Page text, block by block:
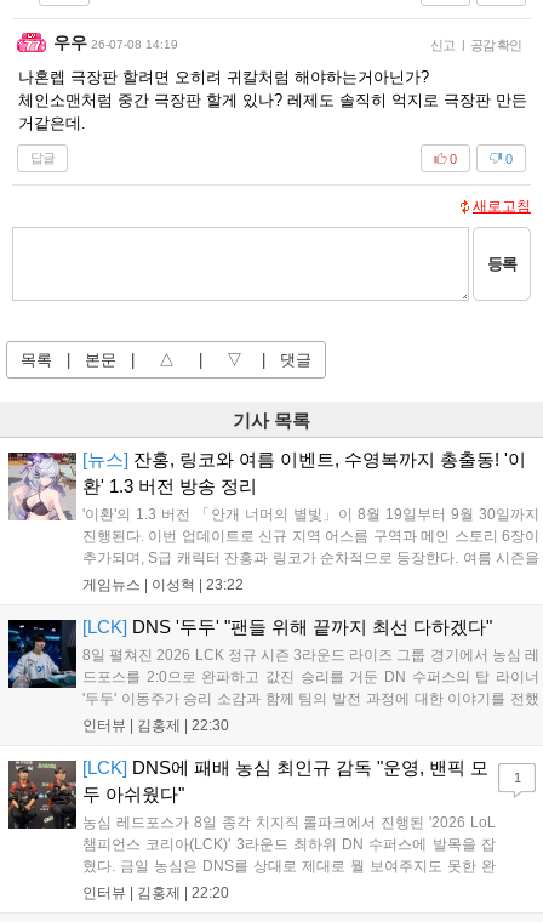
우우 26-07-08 14:19 신고 공감 확인
나혼렙 극장판 할려면 오히려 귀칼처럼 해야하는거아닌가?
체인소맨처럼 중간 극장판 할게 있나? 레제도 솔직히 억지로 극장판 만든
거같은데.
답글 0
0
새로고침
등록
목록 본문 △ ▽ 댓글
기사 목록
[뉴스] 잔홍, 링코와 여름 이벤트, 수영복까지 총출동! '이
환' 1.3 버전 방송 정리
'이환'의 1.3 버전 「안개 너머의 별빛」이 8월 19일부터 9월 30일까지
진행된다. 이번 업데이트로 신규 지역 어스름 구역과 메인 스토리 6장이
추가되며, S급 캐릭터 잔홍과 링코가 순차적으로 등장한다. 여름 시즌을
맞아 비치발리볼, 수상 오토바이 등 다채로운 이벤트가 열리고, 캐릭터
가능한 교환 코드 3종이 제공되며, 상세 일정은 공식 채널을 통해 확인할
수 있다....
게임뉴스 | 이성혁 23:22
[LCK] DNS '두두' "팬들 위해 끝까지 최선 다하겠다"
8일 펼쳐진 2026 LCK 정규 시즌 3라운드 라이즈 그룹 경기에서 농심 레
드포스를 2:0으로 완파하고 값진 승리를 거둔 DN 수퍼스의 탑 라이너
'두두' 이동주가 승리 소감과 함께 팀의 발전 과정에 대한 이야기를 전했
다. 먼저 오랜만의 2:0 완승에 대해 '두두'는 "진짜 오랜만에 거둔 2:0 승
인터뷰 | 김홍제 22:30
[LCK] DNS에 패배 농심 최인규 감독 "운영, 밴픽 모
두 아쉬웠다"
농심 레드포스가 8일 종각 치지직 롤파크에서 진행된 '2026 LoL
챔피언스 코리아(LCK)' 3라운드 최하위 DN 수퍼스에 발목을 잡
혔다. 금일 농심은 DNS를 상대로 제대로 뭘 보여주지도 못한 완
패를 당하고 말았다. 이하 농심 레드포스 최인규 감독과 '리헨즈'
인터뷰 | 김홍제 22:20
1